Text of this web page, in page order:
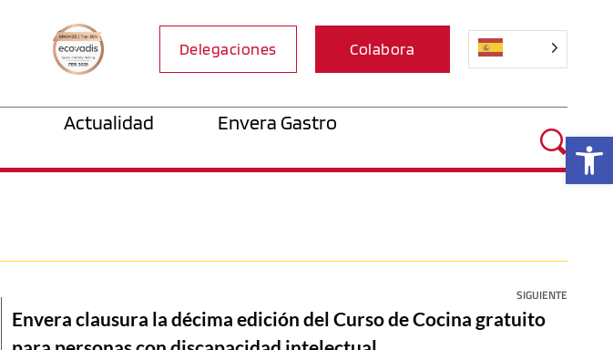
Delegaciones Colabora
Actualidad
Envera Gastro
SIGUIENTE
Envera clausura la décima edición del Curso de Cocina gratuito